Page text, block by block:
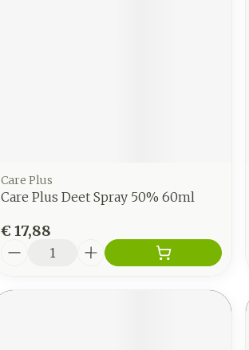
Care Plus
Care Plus Deet Spray 50% 60ml
€ 17,88